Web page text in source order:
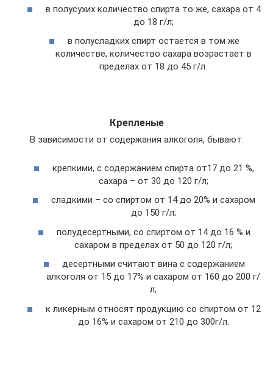
в полусухих количество спирта то же, сахара от 4
до 18 г/л;
в полусладких спирт остается в том же
количестве, количество сахара возрастает в
пределах от 18 до 45 г/л.
Крепленые
В зависимости от содержания алкоголя, бывают:
крепкими, с содержанием спирта от17 до 21 %,
сахара – от 30 до 120 г/л;
сладкими – со спиртом от 14 до 20% и сахаром
до 150 г/л;
полудесертными, со спиртом от 14 до 16 % и
сахаром в пределах от 50 до 120 г/л;
десертными считают вина с содержанием
алкоголя от 15 до 17% и сахаром от 160 до 200 г/
л;
к ликерным относят продукцию со спиртом от 12
до 16% и сахаром от 210 до 300г/л.